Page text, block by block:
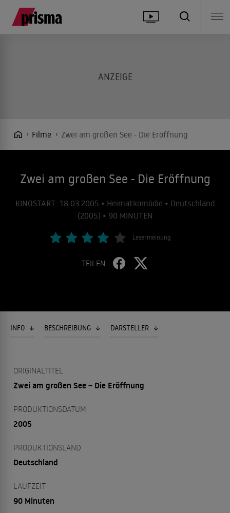
Filme Zwei am großen See - Die Eröffnung
Zwei am großen See - Die Eröffnung
KINOSTART: 18.03.2005 • Heimatkomödie • Deutschland
(2005) • 90 MINUTEN
Lesermeinung
TEILEN
INFO BESCHREIBUNG DARSTELLER
ORIGINALTITEL
Zwei am großen See – Die Eröffnung
PRODUKTIONSDATUM
2005
PRODUKTIONSLAND
Deutschland
LAUFZEIT
90 Minuten